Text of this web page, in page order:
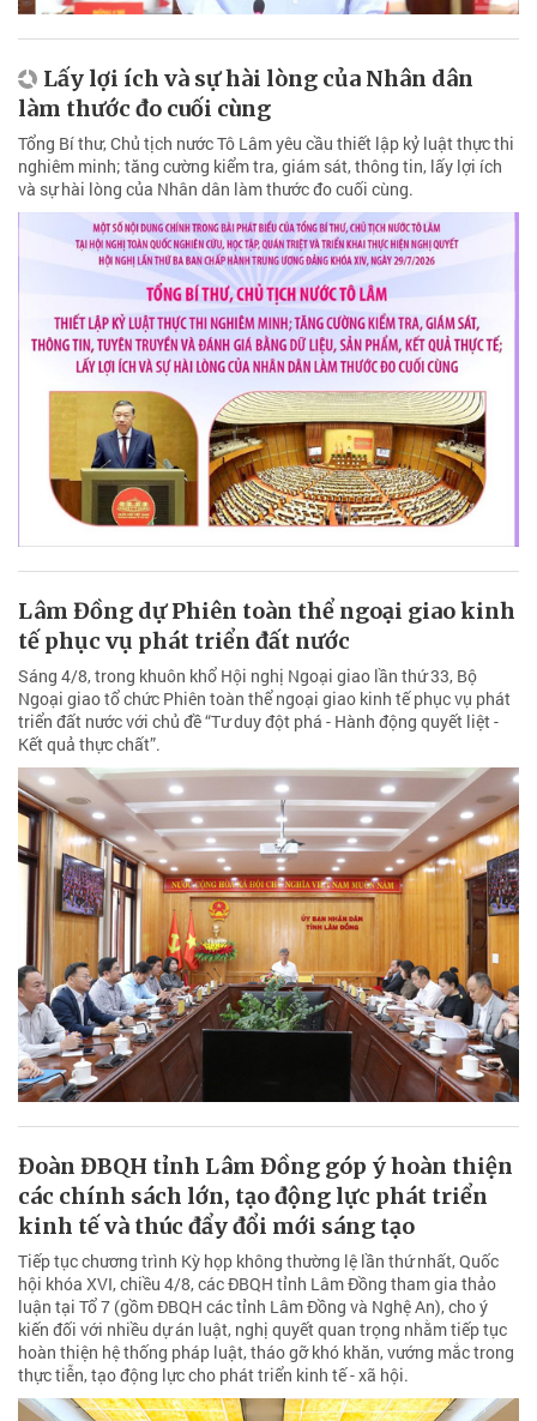
Lấy lợi ích và sự hài lòng của Nhân dân
làm thước đo cuối cùng
Tổng Bí thư, Chủ tịch nước Tô Lâm yêu cầu thiết lập kỷ luật thực thi
nghiêm minh; tăng cường kiểm tra, giám sát, thông tin, lấy lợi ích
và sự hài lòng của Nhân dân làm thước đo cuối cùng.
Lâm Đồng dự Phiên toàn thể ngoại giao kinh
tế phục vụ phát triển đất nước
Sáng 4/8, trong khuôn khổ Hội nghị Ngoại giao lần thứ 33, Bộ
Ngoại giao tổ chức Phiên toàn thể ngoại giao kinh tế phục vụ phát
triển đất nước với chủ đề “Tư duy đột phá - Hành động quyết liệt -
Kết quả thực chất”.
Đoàn ĐBQH tỉnh Lâm Đồng góp ý hoàn thiện
các chính sách lớn, tạo động lực phát triển
kinh tế và thúc đẩy đổi mới sáng tạo
Tiếp tục chương trình Kỳ họp không thường lệ lần thứ nhất, Quốc
hội khóa XVI, chiều 4/8, các ĐBQH tỉnh Lâm Đồng tham gia thảo
luận tại Tổ 7 (gồm ĐBQH các tỉnh Lâm Đồng và Nghệ An), cho ý
kiến đối với nhiều dự án luật, nghị quyết quan trọng nhằm tiếp tục
hoàn thiện hệ thống pháp luật, tháo gỡ khó khăn, vướng mắc trong
thực tiễn, tạo động lực cho phát triển kinh tế - xã hội.